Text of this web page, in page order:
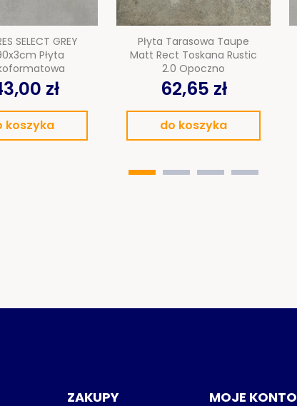
SELECT GREY
Płyta
zł
koszyka
Płyta Tarasowa Taupe
Matt Rect Toskana Rustic
2.0 Opoczno
62,65 zł
do koszyka
ZAKUPY MOJE KONTO